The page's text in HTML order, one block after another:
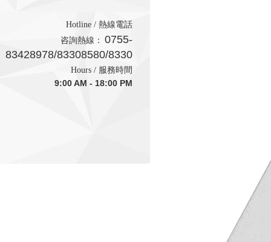
Hotline / 熱線電話
咨詢熱線： 0755-
83428978/83308580/83308590
Hours / 服務時間
9:00 AM - 18:00 PM